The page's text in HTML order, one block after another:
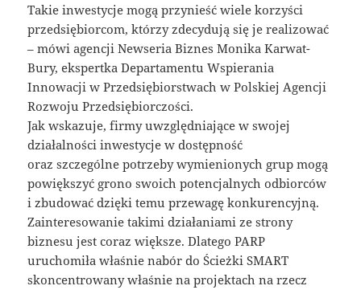
Takie inwestycje mogą przynieść wiele korzyści
przedsiębiorcom, którzy zdecydują się je realizować
– mówi agencji Newseria Biznes Monika Karwat-
Bury, ekspertka Departamentu Wspierania
Innowacji w Przedsiębiorstwach w Polskiej Agencji
Rozwoju Przedsiębiorczości.
Jak wskazuje, firmy uwzględniające w swojej
działalności inwestycje w dostępność
oraz szczególne potrzeby wymienionych grup mogą
powiększyć grono swoich potencjalnych odbiorców
i zbudować dzięki temu przewagę konkurencyjną.
Zainteresowanie takimi działaniami ze strony
biznesu jest coraz większe. Dlatego PARP
uruchomiła właśnie nabór do Ścieżki SMART
skoncentrowany właśnie na projektach na rzecz